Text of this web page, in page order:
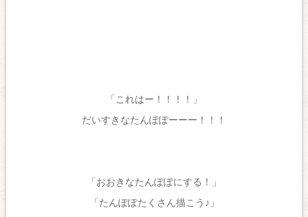
「これはー！！！！」
だいすきなたんぽぽーーー！！！
「おおきなたんぽぽにする！」
「たんぽぽたくさん描こう♪」